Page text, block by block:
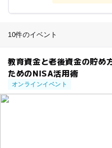
10件のイベント
教育資金と老後資金の貯め
ためのNISA活用術
オンラインイベント